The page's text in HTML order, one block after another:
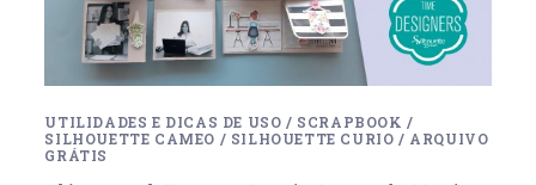
UTILIDADES E DICAS DE USO / SCRAPBOOK /
SILHOUETTE CAMEO / SILHOUETTE CURIO / ARQUIVO
GRÁTIS